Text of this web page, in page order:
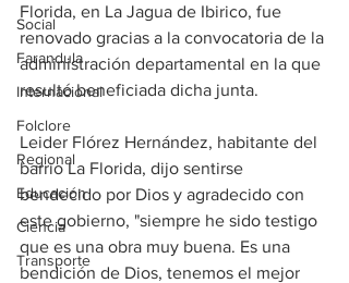
Social
Farandula
Internacional
Folclore
Regional
Educación
Ciencia
Transporte
Florida, en La Jagua de Ibirico, fue
renovado gracias a la convocatoria de la
administración departamental en la que
resultó beneficiada dicha junta.
Leider Flórez Hernández, habitante del
barrio La Florida, dijo sentirse
bendecido por Dios y agradecido con
este gobierno, "siempre he sido testigo
que es una obra muy buena. Es una
bendición de Dios, tenemos el mejor